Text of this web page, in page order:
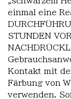
einmal eine
STUNDEN
Kontakt mit
Färbung von
verwenden.